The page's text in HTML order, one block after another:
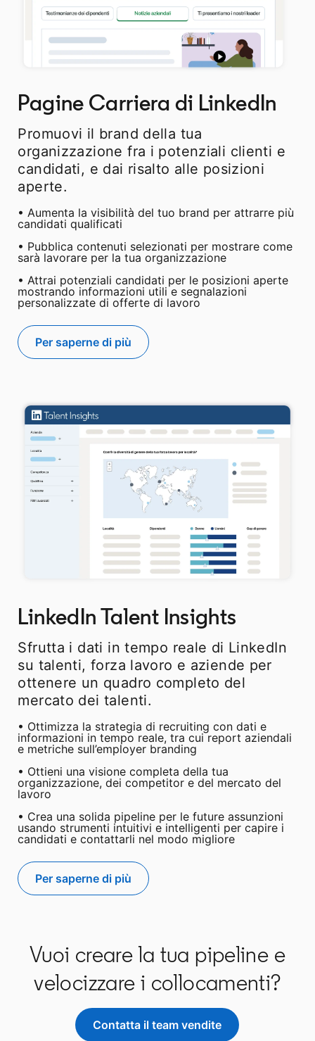
Pagine Carriera di LinkedIn
Promuovi il brand della tua
organizzazione fra i potenziali clienti e
candidati, e dai risalto alle posizioni
aperte.
• Aumenta la visibilità del tuo brand per attrarre più
candidati qualificati
• Pubblica contenuti selezionati per mostrare come
sarà lavorare per la tua organizzazione
• Attrai potenziali candidati per le posizioni aperte
mostrando informazioni utili e segnalazioni
personalizzate di offerte di lavoro
Per saperne di più
LinkedIn Talent Insights
Sfrutta i dati in tempo reale di LinkedIn
su talenti, forza lavoro e aziende per
ottenere un quadro completo del
mercato dei talenti.
• Ottimizza la strategia di recruiting con dati e
informazioni in tempo reale, tra cui report aziendali
e metriche sull’employer branding
• Ottieni una visione completa della tua
organizzazione, dei competitor e del mercato del
lavoro
• Crea una solida pipeline per le future assunzioni
usando strumenti intuitivi e intelligenti per capire i
candidati e contattarli nel modo migliore
Per saperne di più
Vuoi creare la tua pipeline e
velocizzare i collocamenti?
Contatta il team vendite